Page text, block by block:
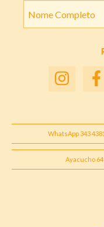
WhatsApp 343
Ayacucho